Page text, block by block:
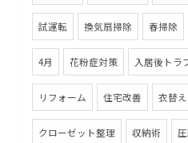
試運転 換気扇掃除 春掃除
4月 花粉症対策 入居後トラ
リフォーム 住宅改善 衣替え
クローゼット整理 収納術